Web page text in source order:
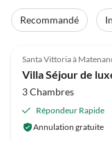
Recommandé
Santa Vittoria à
Villa Séjour de
3 Chambres
Répondeur Rapide
Annulation gratuite